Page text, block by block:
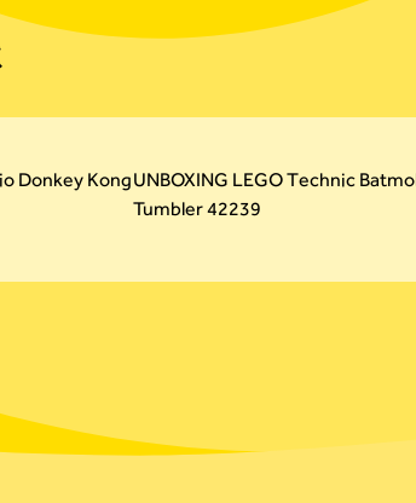
Donkey KongUNBOXING LEGO Technic
Tumbler 42239